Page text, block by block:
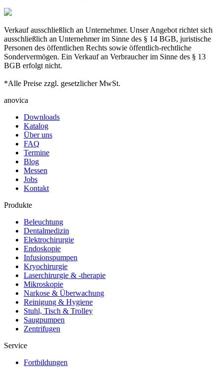
Verkauf ausschließlich an Unternehmer. Unser Angebot richtet sich
ausschließlich an Unternehmer im Sinne des § 14 BGB, juristische
Personen des öffentlichen Rechts sowie öffentlich-rechtliche
Sondervermögen. Ein Verkauf an Verbraucher im Sinne des § 13
BGB erfolgt nicht.
*Alle Preise zzgl. gesetzlicher MwSt.
anovica
Downloads
Katalog
Über uns
FAQ
Termine
Blog
Messen
Jobs
Kontakt
Produkte
Beleuchtung
Dentalmedizin
Elektrochirurgie
Endoskopie
Infusionspumpen
Kryochirurgie
Laserchirurgie & -therapie
Mikroskopie
Narkose & Überwachung
Reinigung & Hygiene
Stuhl, Tisch & Trolley
Saugpumpen
Zentrifugen
Service
Fortbildungen